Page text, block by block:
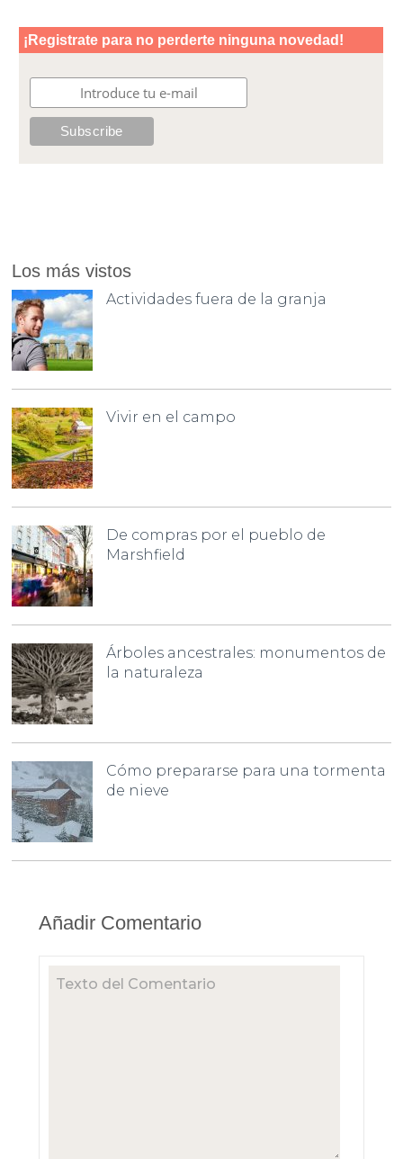
Los más vistos
Actividades fuera de la granja
Vivir en el campo
De compras por el pueblo de
Marshfield
Árboles ancestrales: monumentos de
la naturaleza
Cómo prepararse para una tormenta
de nieve
Añadir Comentario